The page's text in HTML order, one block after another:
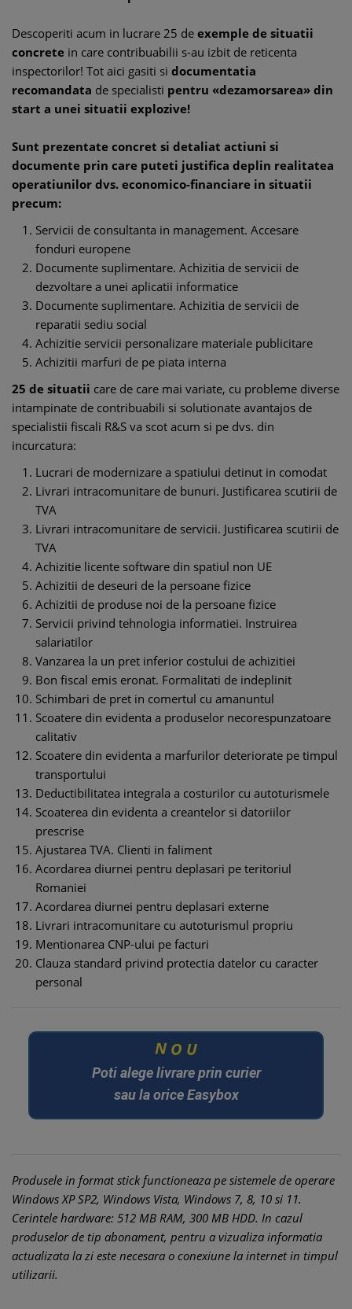
Descoperiti acum in lucrare 25 de exemple de situatii
concrete in care contribuabilii s-au izbit de reticenta
inspectorilor! Tot aici gasiti si documentatia
recomandata de specialisti pentru «dezamorsarea» din
start a unei situatii explozive!
Sunt prezentate concret si detaliat actiuni si
documente prin care puteti justifica deplin realitatea
operatiunilor dvs. economico-financiare in situatii
precum:
Servicii de consultanta in management. Accesare
fonduri europene
Documente suplimentare. Achizitia de servicii de
dezvoltare a unei aplicatii informatice
Documente suplimentare. Achizitia de servicii de
reparatii sediu social
Achizitie servicii personalizare materiale publicitare
Achizitii marfuri de pe piata interna
25 de situatii care de care mai variate, cu probleme diverse
intampinate de contribuabili si solutionate avantajos de
specialistii fiscali R&S va scot acum si pe dvs. din
incurcatura:
Lucrari de modernizare a spatiului detinut in comodat
Livrari intracomunitare de bunuri. Justificarea scutirii de
TVA
Livrari intracomunitare de servicii. Justificarea scutirii de
TVA
Achizitie licente software din spatiul non UE
Achizitii de deseuri de la persoane fizice
Achizitii de produse noi de la persoane fizice
Servicii privind tehnologia informatiei. Instruirea
salariatilor
Vanzarea la un pret inferior costului de achizitiei
Bon fiscal emis eronat. Formalitati de indeplinit
Schimbari de pret in comertul cu amanuntul
Scoatere din evidenta a produselor necorespunzatoare
calitativ
Scoatere din evidenta a marfurilor deteriorate pe timpul
transportului
Deductibilitatea integrala a costurilor cu autoturismele
Scoaterea din evidenta a creantelor si datoriilor
prescrise
Ajustarea TVA. Clienti in faliment
Acordarea diurnei pentru deplasari pe teritoriul
Romaniei
Acordarea diurnei pentru deplasari externe
Livrari intracomunitare cu autoturismul propriu
Mentionarea CNP-ului pe facturi
Clauza standard privind protectia datelor cu caracter
personal
N O U
Poti alege livrare prin curier
sau la orice Easybox
Produsele in format stick functioneaza pe sistemele de operare
Windows XP SP2, Windows Vista, Windows 7, 8, 10 si 11.
Cerintele hardware: 512 MB RAM, 300 MB HDD. In cazul
produselor de tip abonament, pentru a vizualiza informatia
actualizata la zi este necesara o conexiune la internet in timpul
utilizarii.